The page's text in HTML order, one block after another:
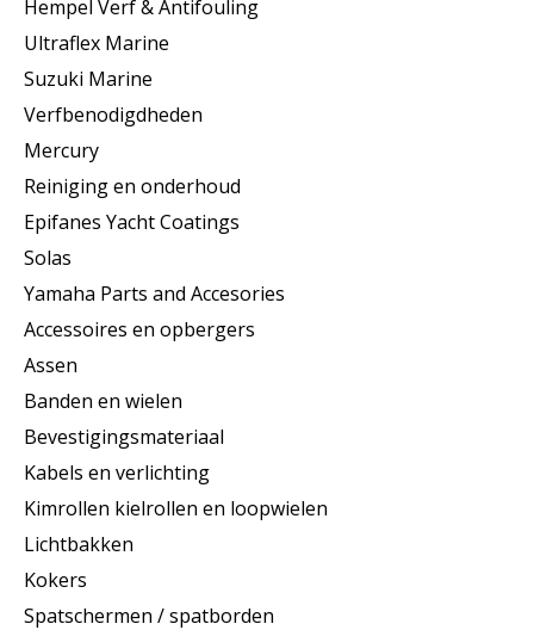
Hempel Verf & Antifouling
Ultraflex Marine
Suzuki Marine
Verfbenodigdheden
Mercury
Reiniging en onderhoud
Epifanes Yacht Coatings
Solas
Yamaha Parts and Accesories
Accessoires en opbergers
Assen
Banden en wielen
Bevestigingsmateriaal
Kabels en verlichting
Kimrollen kielrollen en loopwielen
Lichtbakken
Kokers
Spatschermen / spatborden